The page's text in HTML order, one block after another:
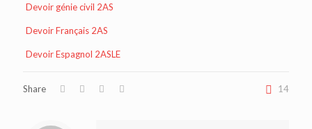
Devoir génie civil 2AS
Devoir Français 2AS
Devoir Espagnol 2ASLE
Share 14